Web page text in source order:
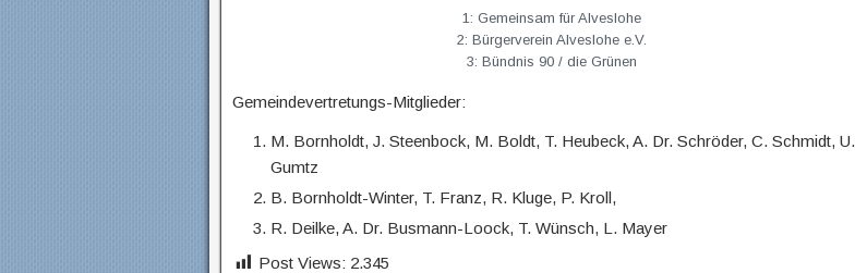
1: Gemeinsam für Alveslohe
2: Bürgerverein Alveslohe e.V.
3: Bündnis 90 / die Grünen
Gemeindevertretungs-Mitglieder:
M. Bornholdt, J. Steenbock, M. Boldt, T. Heubeck, A. Dr. Schröder, C. Schmidt, U.
Gumtz
B. Bornholdt-Winter, T. Franz, R. Kluge, P. Kroll,
R. Deilke, A. Dr. Busmann-Loock, T. Wünsch, L. Mayer
Post Views: 2.345